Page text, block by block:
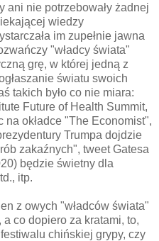
ani nie potrzebowały żadnej
wiedzy
im zupełnie jawna
"władcy świata"
grę, w której jedną z
światu swoich
takich było co nie miara:
Future of Health Summit,
na okładce "The Economist",
Trumpa dojdzie
zakaźnych", tweet Gatesa
będzie świetny dla
itp.
z owych "władców świata"
a co dopiero za kratami, to,
chińskiej grypy, czy